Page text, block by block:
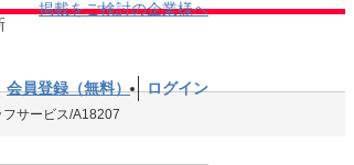
掲載をご検討の企業様へ
会員登録（無料） ログイン
サービス/A18207